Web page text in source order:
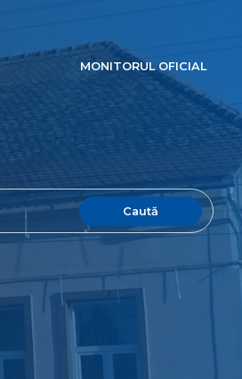
MONITORUL OFICIAL
Caută